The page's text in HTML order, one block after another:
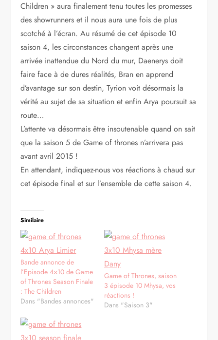
Children » aura finalement tenu toutes les promesses
des showrunners et il nous aura une fois de plus
scotché à l’écran. Au résumé de cet épisode 10
saison 4, les circonstances changent après une
arrivée inattendue du Nord du mur, Daenerys doit
faire face à de dures réalités, Bran en apprend
d’avantage sur son destin, Tyrion voit désormais la
vérité au sujet de sa situation et enfin Arya poursuit sa
route…
L’attente va désormais être insoutenable quand on sait
que la saison 5 de Game of thrones n’arrivera pas
avant avril 2015 !
En attendant, indiquez-nous vos réactions à chaud sur
cet épisode final et sur l’ensemble de cette saison 4.
Similaire
Bande annonce de
l’Episode 4×10 de Game
of Thrones Season Finale
: The Children
Dans "Bandes annonces"
Game of Thrones, saison
3 épisode 10 Mhysa, vos
réactions !
Dans "Saison 3"